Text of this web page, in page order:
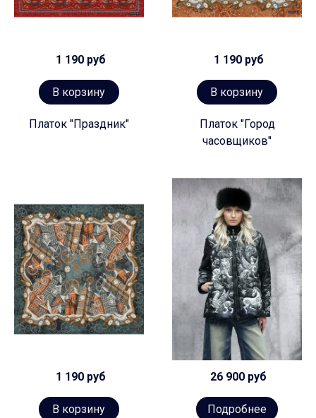
1 190 руб
В корзину
Платок "Праздник"
1 190 руб
В корзину
Платок "Город
часовщиков"
1 190 руб
В корзину
26 900 руб
Подробнее